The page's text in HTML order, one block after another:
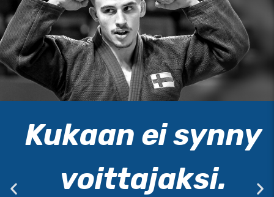
Kukaan ei synny
voittajaksi.